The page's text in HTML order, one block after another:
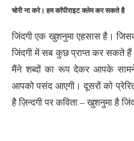
चोरी ना करे। हम कॉपीराइट क्लेम कर सकते है
जिंदगी एक खुशनुमा एहसास है।
जिंदगी में सब कुछ प्राप्त कर सकते
मैंने शब्दों का रूप देकर आपके
आपको पसंद आएगी। दूसरों को
है ज़िन्दगी पर कविता – खुशनुमा है